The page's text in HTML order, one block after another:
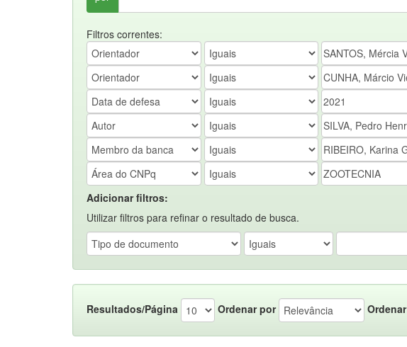
Filtros correntes:
Adicionar filtros:
Utilizar filtros para refinar o resultado de busca.
Resultados/Página Ordenar por Ordenar